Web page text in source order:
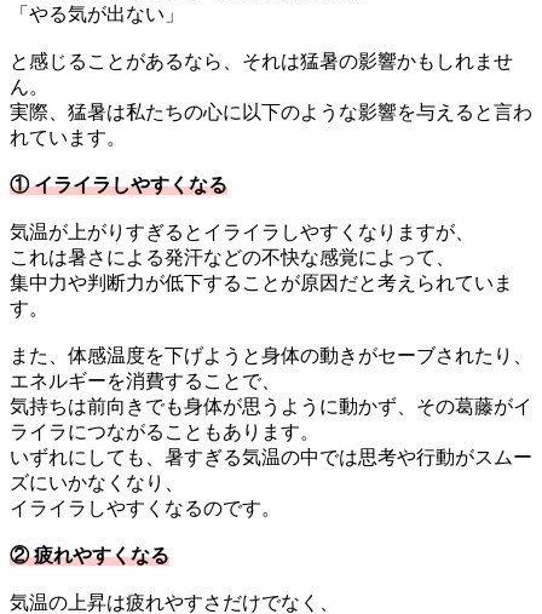
「やる気が出ない」
と感じることがあるなら、それは猛暑の影響かもしれませ
ん。
実際、猛暑は私たちの心に以下のような影響を与えると言わ
れています。
① イライラしやすくなる
気温が上がりすぎるとイライラしやすくなりますが、
これは暑さによる発汗などの不快な感覚によって、
集中力や判断力が低下することが原因だと考えられていま
す。
また、体感温度を下げようと身体の動きがセーブされたり、
エネルギーを消費することで、
気持ちは前向きでも身体が思うように動かず、その葛藤がイ
ライラにつながることもあります。
いずれにしても、暑すぎる気温の中では思考や行動がスムー
ズにいかなくなり、
イライラしやすくなるのです。
② 疲れやすくなる
気温の上昇は疲れやすさだけでなく、